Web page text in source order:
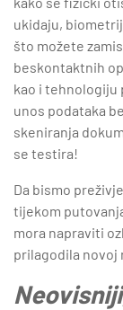
ukidaju,
što možete
beskontaktnih
kao i tehnologiju
unos podataka
skeniranja
se testira!
Da bismo
tijekom
mora napraviti
prilagodila novoj